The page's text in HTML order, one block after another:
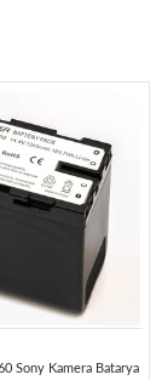
Sony Kamera Batarya